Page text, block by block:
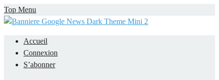
Skip
to
Top Menu
Accueil
Connexion
S’abonner